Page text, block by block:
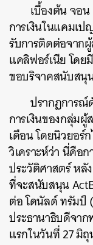
เบื้องต้น จอ
การเงินในแคมเป
รับการติดต่อจาก
แคลิฟอร์เนีย โดย
ขอบริจาคสนับสนุ
ปรากฏการณ์
การเงินของกลุ่ม
เดือน โดยนิวยอร์
วิเคราะห์ว่า นี่คือ
ประวัติศาสตร์ หลั
ที่จะสนับสนุน
ต่อ โดนัลด์ ทรัมป์
ประธานาธิบดีจา
แรกในวันที่ 27 มิ